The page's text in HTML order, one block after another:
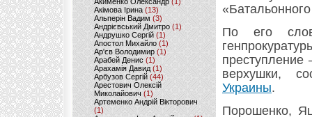
Акімова Ірина(13)
Альперін Вадим (3)
Андрієвський Дмитро(1)
Андрушко Сергій(1)
Апостол Михайло(1)
Ар'єв Володимир (1)
Арабей Денис(1)
Арахамія Давид (1)
Арбузов Сергій (44)
Арестович Олексій
Миколайович(1)
Артеменко Андрій Вікторович
(1)
По его
преступление
верхушки,
Украины.
Порошенко,